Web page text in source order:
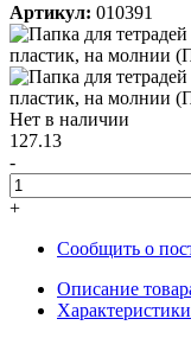
Артикул: 010391
Нет в наличии
127.13
-
+
Сообщить о
Описание
Характеристики